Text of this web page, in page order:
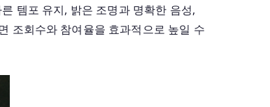
템포 유지, 밝은 조명과 명확한 음성,
조회수와 참여율을 효과적으로 높일 수